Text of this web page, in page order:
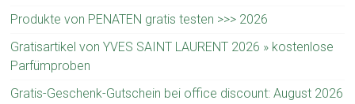
Produkte von PENATEN gratis testen >>> 2026
Gratisartikel von YVES SAINT LAURENT 2026 » kostenlose
Parfümproben
Gratis-Geschenk-Gutschein bei office discount: August 2026